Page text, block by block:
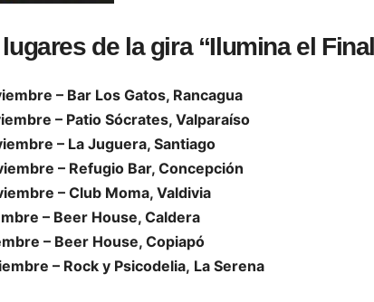
de la gira “Ilumina el
– Bar Los Gatos, Rancagua
– Patio Sócrates, Valparaíso
– La Juguera, Santiago
– Refugio Bar, Concepción
– Club Moma, Valdivia
– Beer House, Caldera
– Beer House, Copiapó
– Rock y Psicodelia, La Serena